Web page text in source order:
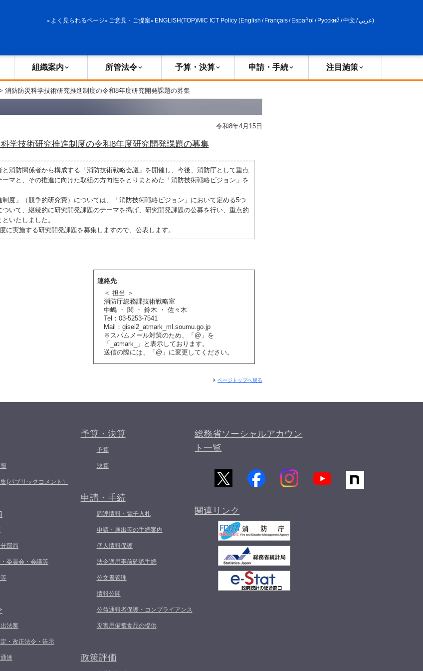
よく見られるページ ご意見・ご提案 ENGLISH(TOP)MIC ICT Policy (English / Français/ Español / Русский /中文 /عربي)
組織案内 所管法令 予算・決算 申請・手続 注目施策
消防防災科学技術研究推進制度の令和8年度研究開発課題の募集
令和8年4月15日
学技術研究推進制度の令和8年度研究開発課題の募集
消防関係者から構成する「消防技術戦略会議」を開催し、今後、消防庁として重点
マと、その推進に向けた取組の方向性をとりまとめた「消防技術戦略ビジョン」を
度」（競争的研究費）については、「消防技術戦略ビジョン」において定める5つ
いて、継続的に研究開発課題のテーマを掲げ、研究開発課題の公募を行い、重点的
いたしました。
に実施する研究開発課題を募集しますので、公表します。
連絡先
＜ 担当 ＞
消防庁総務課技術戦略室
中嶋 ・ 関 ・ 鈴木 ・ 佐々木
Tel：03-5253-7541
Mail：gisei2_atmark_ml.soumu.go.jp
※スパムメール対策のため、「@」を
「_atmark_」と表示しております。
送信の際には、「@」に変更してください。
ページトップへ戻る
(パブリックコメント）
部局
委員会・会議等
法案
・改正法令・告示
達
予算・決算
予算
決算
申請・手続
調達情報・電子入札
申請・届出等の手続案内
個人情報保護
法令適用事前確認手続
公文書管理
情報公開
公益通報者保護・コンプライアンス
災害用備蓄食品の提供
政策評価
総務省ソーシャルアカウン
ト一覧
関連リンク